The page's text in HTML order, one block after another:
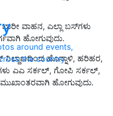
around events,
the country
ವಾಹನ, ಎಲ್ಲಾ ಬಸ್‍ಗಳು
ಹೋಗುವುದು.
ಹೊನ್ನಾಳಿ, ಹರಿಹರ,
ಎಎ ಸರ್ಕಲ್, ಗೋಪಿ ಸರ್ಕಲ್,
ಹೋಗುವುದು.